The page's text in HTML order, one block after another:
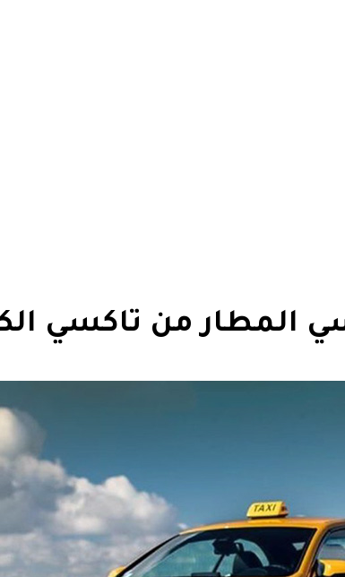
المطار من تاكسي